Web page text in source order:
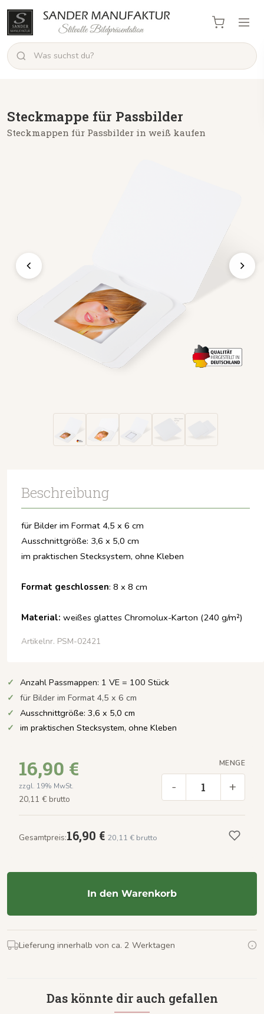
Steckmappe für Passbilder
Steckmappen für Passbilder in weiß kaufen
Beschreibung
für Bilder im Format 4,5 x 6 cm
Ausschnittgröße: 3,6 x 5,0 cm
im praktischen Stecksystem, ohne Kleben
Format geschlossen: 8 x 8 cm
Material: weißes glattes Chromolux-Karton (240 g/m²)
Artikelnr. PSM-02421
Anzahl Passmappen: 1 VE = 100 Stück
für Bilder im Format 4,5 x 6 cm
Ausschnittgröße: 3,6 x 5,0 cm
im praktischen Stecksystem, ohne Kleben
16,90 €
zzgl. 19% MwSt.
20,11 € brutto
MENGE
- +
Gesamtpreis:16,90 € 20,11 € brutto
In den Warenkorb
Lieferung innerhalb von ca. 2 Werktagen
Das könnte dir auch gefallen